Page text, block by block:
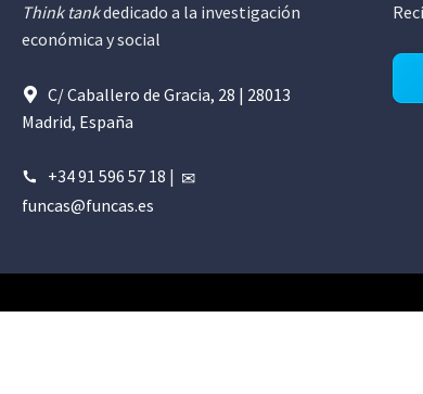
Think tankdedicado a la investigación
económica y social
C/ Caballero de Gracia, 28 | 28013
Madrid, España
+34 91 596 57 18 |
funcas@funcas.es